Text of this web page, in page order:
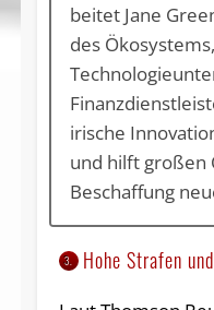
bei­tet Ja­ne
des
iri­sche
und hilft gro­ßen
Be­schaf­fung
3. Hohe Strafen